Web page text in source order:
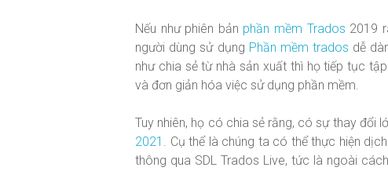
Nếu như phiên bản phần mềm Trados 2019
người dùng sử dụng Phần mềm trados dễ
như chia sẻ từ nhà sản xuất thì họ tiếp tục
và đơn giản hóa việc sử dụng phần mềm.
Tuy nhiên, họ có chia sẻ rằng, có sự thay đổi
2021 . Cụ thể là chúng ta có thể thực hiện
thông qua SDL Trados Live, tức là ngoài